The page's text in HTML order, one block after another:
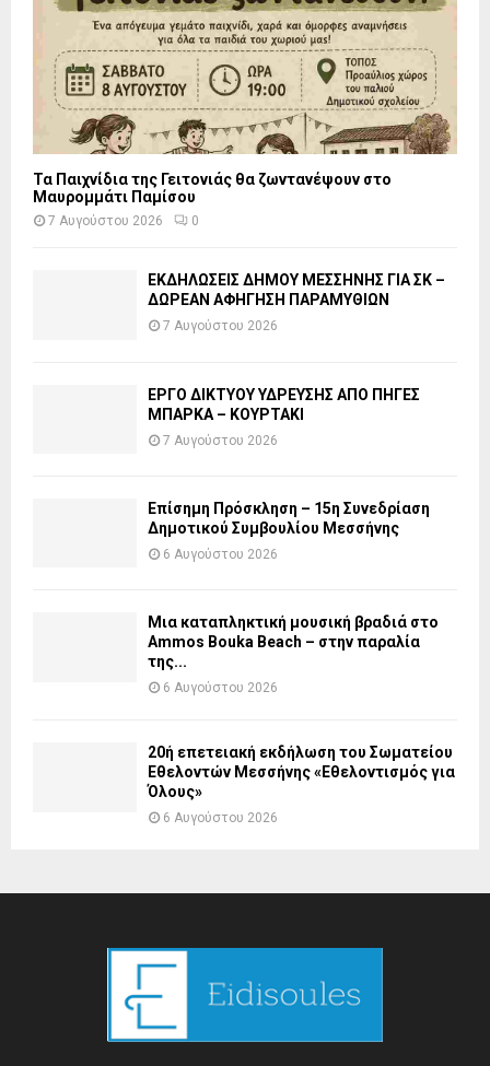
Τα Παιχνίδια της Γειτονιάς θα ζωντανέψουν στο
Μαυρομμάτι Παμίσου
7 Αυγούστου 2026 0
ΕΚΔΗΛΩΣΕΙΣ ΔΗΜΟΥ ΜΕΣΣΗΝΗΣ ΓΙΑ ΣΚ –
ΔΩΡΕΑΝ ΑΦΗΓΗΣΗ ΠΑΡΑΜΥΘΙΩΝ
7 Αυγούστου 2026
ΕΡΓΟ ΔΙΚΤΥΟΥ ΥΔΡΕΥΣΗΣ ΑΠΟ ΠΗΓΕΣ
ΜΠΑΡΚΑ – ΚΟΥΡΤΑΚΙ
7 Αυγούστου 2026
Επίσημη Πρόσκληση – 15η Συνεδρίαση
Δημοτικού Συμβουλίου Μεσσήνης
6 Αυγούστου 2026
Μια καταπληκτική μουσική βραδιά στο
Ammos Bouka Beach – στην παραλία
της...
6 Αυγούστου 2026
20ή επετειακή εκδήλωση του Σωματείου
Εθελοντών Μεσσήνης «Εθελοντισμός για
Όλους»
6 Αυγούστου 2026